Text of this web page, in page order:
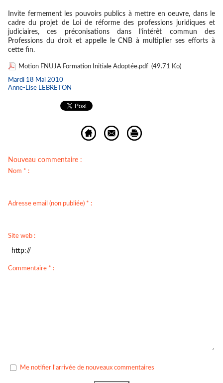
Invite fermement les pouvoirs publics à mettre en oeuvre, dans le
cadre du projet de Loi de réforme des professions juridiques et
judiciaires, ces préconisations dans l’intérêt commun des
Professions du droit et appelle le CNB à multiplier ses efforts à
cette fin.
Motion FNUJA Formation Initiale Adoptée.pdf (49.71 Ko)
Mardi 18 Mai 2010
Anne-Lise LEBRETON
Nouveau commentaire :
Nom * :
Adresse email (non publiée) * :
Site web :
Commentaire * :
Me notifier l'arrivée de nouveaux commentaires